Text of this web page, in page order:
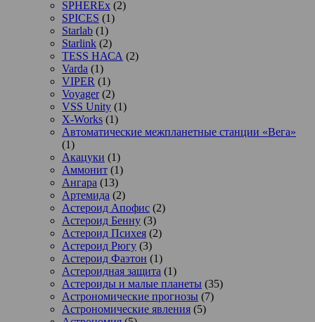
SPHEREx (2)
SPICES (1)
Starlab (1)
Starlink (2)
TESS НАСА (2)
Varda (1)
VIPER (1)
Voyager(2)
VSS Unity (1)
X-Works (1)
Автоматические межпланетные станции «Вега»
(1)
Акацуки (1)
Аммонит (1)
Ангара (13)
Артемида (2)
Астероид Апофис (2)
Астероид Бенну (3)
Астероид Психея (2)
Астероид Рюгу (3)
Астероид Фаэтон (1)
Астероидная защита (1)
Астероиды и малые планеты (35)
Астрономические прогнозы (7)
Астрономические явления (5)